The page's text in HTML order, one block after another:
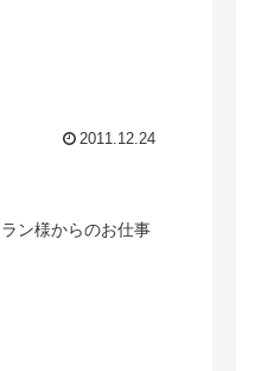
2011.12.24
ン様からのお仕事